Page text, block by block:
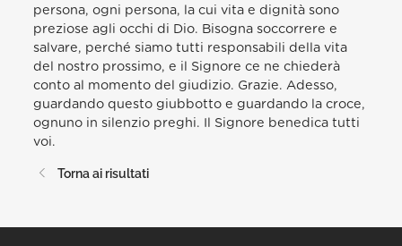
persona, ogni persona, la cui vita e dignità sono
preziose agli occhi di Dio. Bisogna soccorrere e
salvare, perché siamo tutti responsabili della vita
del nostro prossimo, e il Signore ce ne chiederà
conto al momento del giudizio. Grazie. Adesso,
guardando questo giubbotto e guardando la croce,
ognuno in silenzio preghi. Il Signore benedica tutti
voi.
Torna ai risultati